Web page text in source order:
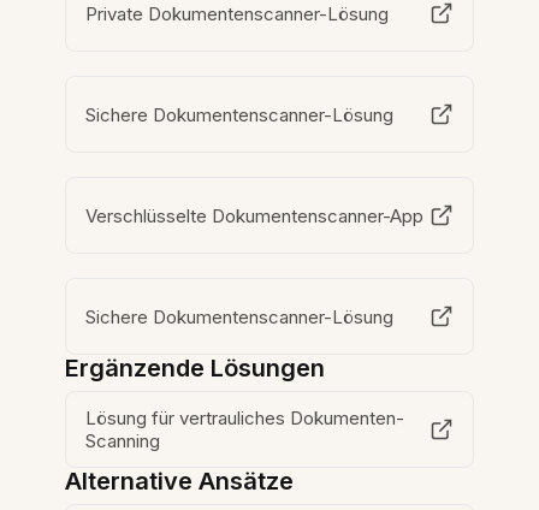
Private Dokumentenscanner-Lösung
Sichere Dokumentenscanner-Lösung
Verschlüsselte Dokumentenscanner-App
Sichere Dokumentenscanner-Lösung
Ergänzende Lösungen
Lösung für vertrauliches Dokumenten-
Scanning
Alternative Ansätze